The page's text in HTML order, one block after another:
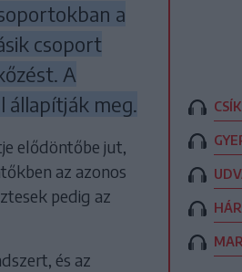
a
csoport
A
állapítják meg.
elődöntőbe jut,
az azonos
pedig az
és az